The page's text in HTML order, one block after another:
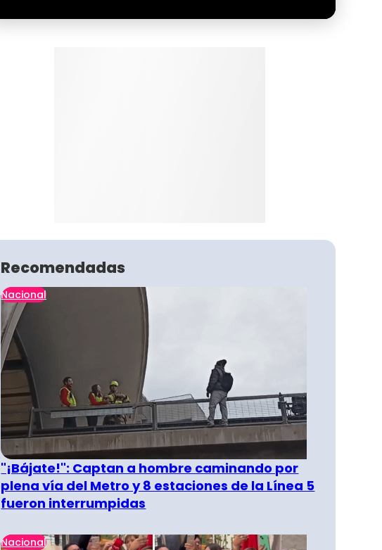
Recomendadas
Nacional
"¡Bájate!": Captan a hombre caminando por
plena vía del Metro y 8 estaciones de la Línea 5
fueron interrumpidas
Nacional